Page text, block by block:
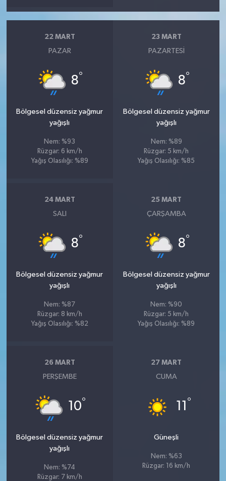
22 MART
PAZAR
8°
Bölgesel düzensiz yağmur
yağışlı
Nem: %93
Rüzgar: 6 km/h
Yağış Olasılığı: %89
23 MART
PAZARTESI
8°
Bölgesel düzensiz yağmur
yağışlı
Nem: %89
Rüzgar: 5 km/h
Yağış Olasılığı: %85
24 MART
SALI
8°
Bölgesel düzensiz yağmur
yağışlı
Nem: %87
Rüzgar: 8 km/h
Yağış Olasılığı: %82
25 MART
ÇARŞAMBA
8°
Bölgesel düzensiz yağmur
yağışlı
Nem: %90
Rüzgar: 5 km/h
Yağış Olasılığı: %89
26 MART
PERŞEMBE
10°
Bölgesel düzensiz yağmur
yağışlı
Nem: %74
Rüzgar: 7 km/h
27 MART
CUMA
11 °
Güneşli
Nem: %63
Rüzgar: 16 km/h